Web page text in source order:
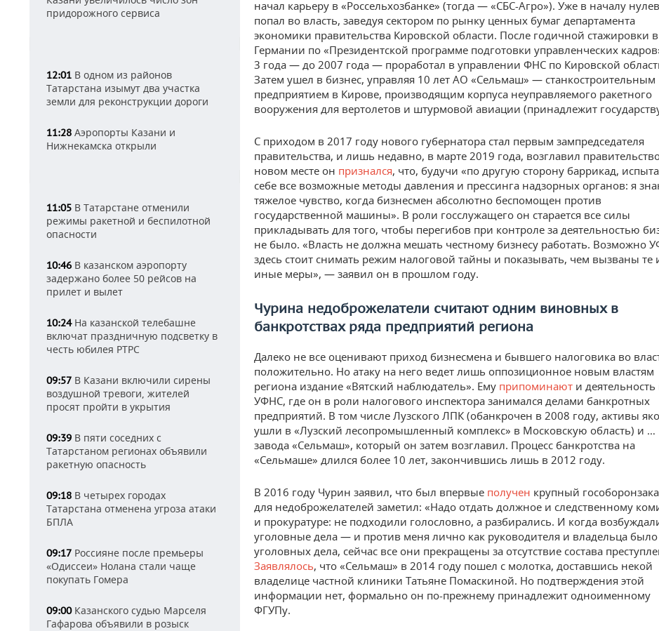
придорожного сервиса
12:01 В одном из районов
Татарстана изымут два участка
земли для реконструкции дороги
11:28 Аэропорты Казани и
Нижнекамска открыли
11:05 В Татарстане отменили
режимы ракетной и беспилотной
опасности
10:46 В казанском аэропорту
задержано более 50 рейсов на
прилет и вылет
10:24На казанской телебашне
включат праздничную подсветку в
честь юбилея РТРС
09:57 В Казани включили сирены
воздушной тревоги, жителей
просят пройти в укрытия
09:39 В пяти соседних с
Татарстаном регионах объявили
ракетную опасность
09:18 В четырех городах
Татарстана отменена угроза атаки
БПЛА
09:17 Россияне после премьеры
«Одиссеи» Нолана стали чаще
покупать Гомера
09:00Казанского судью Марселя
Гафарова объявили в розыск
начал карьеру в «Россельхозбанке» (тогда — «СБС-Агро»). Уже в началу
попал во власть, заведуя сектором по рынку ценных бумаг департамента
экономики правительства Кировской области. После годичной стажировки в
Германии по «Президентской программе подготовки управленческих
3 года — до 2007 года — проработал в управлении ФНС по Кировской
Затем ушел в бизнес, управляя 10 лет АО «Сельмаш» — станкостроительным
предприятием в Кирове, производящим корпуса неуправляемого ракетного
вооружения для вертолетов и штурмовой авиации (принадлежит
С приходом в 2017 году нового губернатора стал первым зампредседателя
правительства, и лишь недавно, в марте 2019 года, возглавил
новом месте он признался, что, будучи «по другую сторону баррикад,
себе все возможные методы давления и прессинга надзорных органов: я
тяжелое чувство, когда бизнесмен абсолютно беспомощен против
государственной машины». В роли госслужащего он старается все силы
прикладывать для того, чтобы перегибов при контроле за деятельностью
не было. «Власть не должна мешать честному бизнесу работать. Возможно
здесь стоит снимать режим налоговой тайны и показывать, чем вызваны те
иные меры», — заявил он в прошлом году.
Чурина недоброжелатели считают одним виновных в
банкротствах ряда предприятий региона
Далеко не все оценивают приход бизнесмена и бывшего налоговика во
положительно. Но атаку на него ведет лишь оппозиционное новым властям
региона издание «Вятский наблюдатель». Ему припоминают и деятельность
УФНС, где он в роли налогового инспектора занимался делами банкротных
предприятий. В том числе Лузского ЛПК (обанкрочен в 2008 году, активы
ушли в «Лузский лесопромышленный комплекс» в Московскую область) и …
завода «Сельмаш», который он затем возглавил. Процесс банкротства на
«Сельмаше» длился более 10 лет, закончившись лишь в 2012 году.
В 2016 году Чурин заявил, что был впервые получен крупный
для недоброжелателей заметил: «Надо отдать должное и следственному
и прокуратуре: не подходили голословно, а разбирались. И когда
уголовные дела — и против меня лично как руководителя и владельца
уголовных дела, сейчас все они прекращены за отсутствие состава
Заявлялось, что «Сельмаш» в 2014 году пошел с молотка, доставшись некой
владелице частной клиники Татьяне Помаскиной. Но подтверждения этой
информации нет, формально он по-прежнему принадлежит одноименному
ФГУПу.